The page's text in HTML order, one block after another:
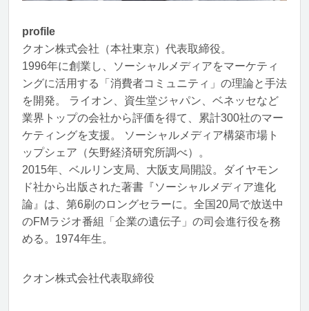
profile
クオン株式会社（本社東京）代表取締役。
1996年に創業し、ソーシャルメディアをマーケティ
ングに活用する「消費者コミュニティ」の理論と手法
を開発。 ライオン、資生堂ジャパン、ベネッセなど
業界トップの会社から評価を得て、累計300社のマー
ケティングを支援。 ソーシャルメディア構築市場ト
ップシェア（矢野経済研究所調べ）。
2015年、ベルリン支局、大阪支局開設。ダイヤモン
ド社から出版された著書『ソーシャルメディア進化
論』は、第6刷のロングセラーに。全国20局で放送中
のFMラジオ番組「企業の遺伝子」の司会進行役を務
める。1974年生。
クオン株式会社代表取締役